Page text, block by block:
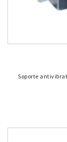
Soporte